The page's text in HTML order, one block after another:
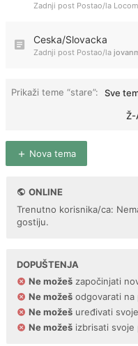
Zadnji post Postao/la
Ceska/Slovacka
Zadnji post Postao/la
Prikaži teme “stare”: Sve
Ž-
Nova tema
ONLINE
Trenutno korisnika/ca:
gostiju.
DOPUŠTENJA
Ne možeš započinjati
Ne možeš odgovarati na
Ne možeš uređivati
Ne možeš izbrisati svoje